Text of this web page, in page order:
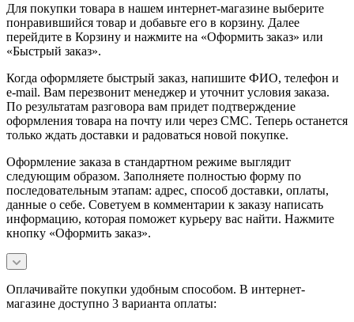
Для покупки товара в нашем интернет-магазине выберите
понравившийся товар и добавьте его в корзину. Далее
перейдите в Корзину и нажмите на «Оформить заказ» или
«Быстрый заказ».
Когда оформляете быстрый заказ, напишите ФИО, телефон и
e-mail. Вам перезвонит менеджер и уточнит условия заказа.
По результатам разговора вам придет подтверждение
оформления товара на почту или через СМС. Теперь останется
только ждать доставки и радоваться новой покупке.
Оформление заказа в стандартном режиме выглядит
следующим образом. Заполняете полностью форму по
последовательным этапам: адрес, способ доставки, оплаты,
данные о себе. Советуем в комментарии к заказу написать
информацию, которая поможет курьеру вас найти. Нажмите
кнопку «Оформить заказ».
Оплачивайте покупки удобным способом. В интернет-
магазине доступно 3 варианта оплаты: